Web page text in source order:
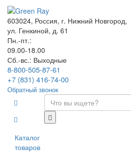
603024, Россия, г. Нижний Новгород,
ул. Генкиной, д. 61
Пн.-пт.:
09.00-18.00
Сб.-вс.: Выходные
8-800-505-87-61
+7 (831) 416-74-00
Обратный звонок
Каталог
товаров